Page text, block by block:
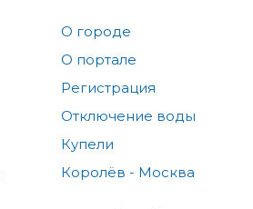
О городе
О портале
Регистрация
Отключение воды
Купели
Королёв - Москва